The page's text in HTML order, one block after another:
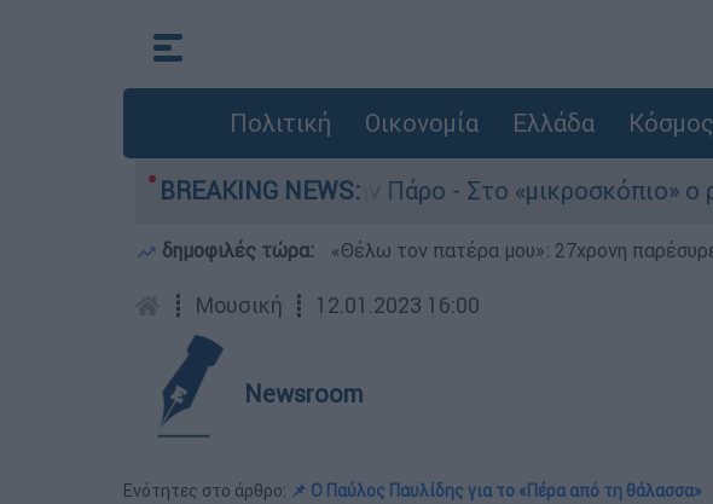
Πολιτική Οικονομία Ελλάδα Κόσμος
BREAKING NEWS:
4χρονου στην Πάρο - Στο «μικροσκόπιο» ο ρόλος του
δημοφιλές τώρα: «Θέλω τον πατέρα μου»: 27χρονη
┋ Μουσική ┋ 12.01.2023 16:00
Newsroom
Ενότητες στο άρθρο: 📌 Ο Παύλος Παυλίδης για το «Πέρα από τη θάλασσα»